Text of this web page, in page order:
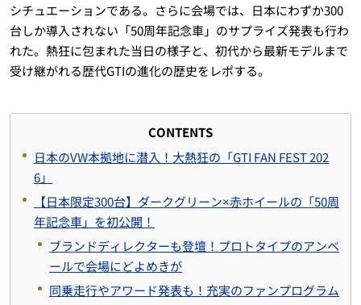
シチュエーションである。さらに会場では、日本にわずか300
台しか導入されない「50周年記念車」のサプライズ発表も行わ
れた。熱狂に包まれた当日の様子と、初代から最新モデルまで
受け継がれる歴代GTIの進化の歴史をレポする。
CONTENTS
日本のVW本拠地に潜入！大熱狂の「GTI FAN FEST 202
6」
【日本限定300台】ダークグリーン×赤ホイールの「50周
年記念車」を初公開！
ブランドディレクターも登壇！プロトタイプのアンベ
ールで会場にどよめきが
同乗走行やアワード発表も！充実のファンプログラム